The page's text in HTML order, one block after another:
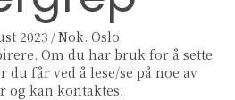
2023 /Nok. Oslo
Om du har bruk for å sette
får ved å lese/se på noe av
og kan kontaktes.